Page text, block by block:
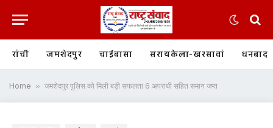
रांची जमशेदपुर चाईबासा सरायकेला-खरसावां धनबाद
Home » जमशेदपुर पुलिस को मिली बड़ी सफलता 6 अपराधी सहित समान जप्त